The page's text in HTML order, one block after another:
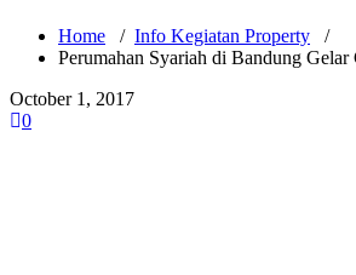
Home / Info Kegiatan Property /
Perumahan Syariah di Bandung Gelar
October 1, 2017
0